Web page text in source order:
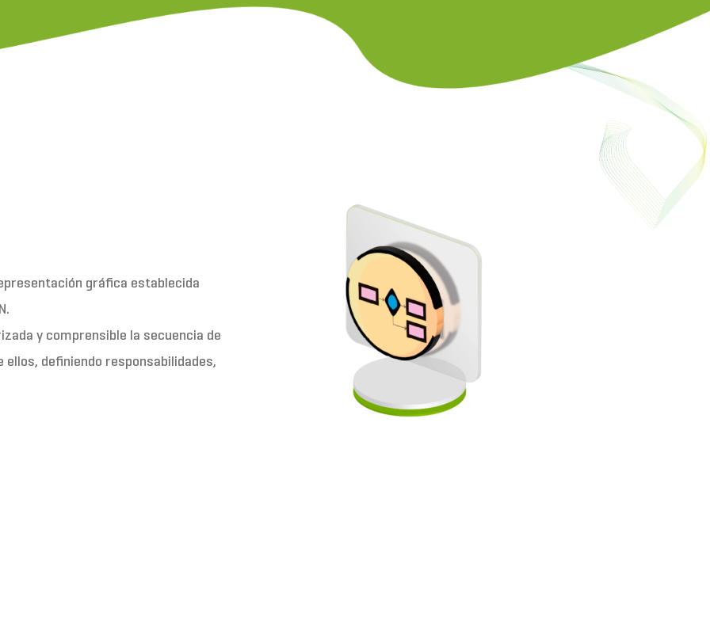
gráfica establecida
y comprensible la secuencia de
definiendo responsabilidades,